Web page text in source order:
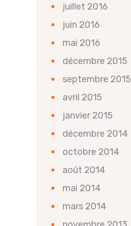
juillet 2016
juin 2016
mai 2016
décembre 2015
septembre 2015
avril 2015
janvier 2015
décembre 2014
octobre 2014
août 2014
mai 2014
mars 2014